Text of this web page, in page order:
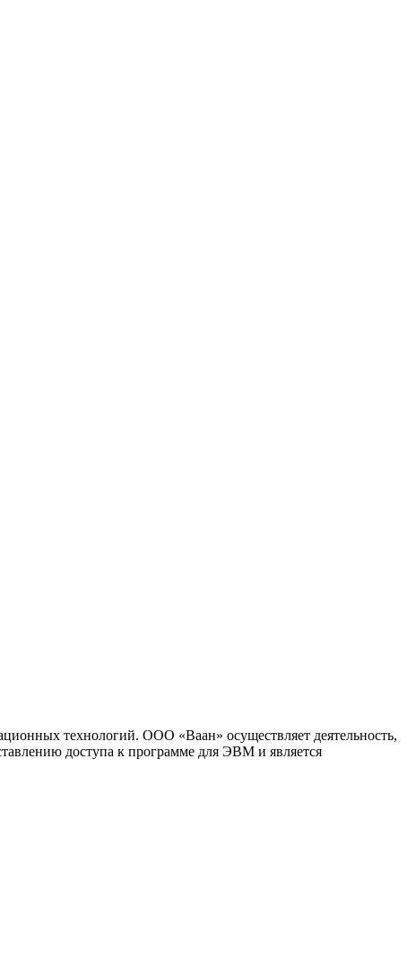
технологий. ООО «Ваан» осуществляет деятельность,
доступа к программе для ЭВМ и является